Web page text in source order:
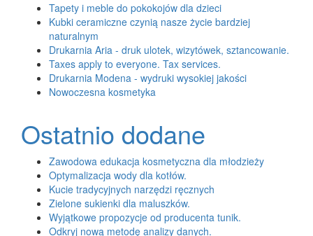
Tapety i meble do pokokojów dla dzieci
Kubki ceramiczne czynią nasze życie bardziej
naturalnym
Drukarnia Aria - druk ulotek, wizytówek, sztancowanie.
Taxes apply to everyone. Tax services.
Drukarnia Modena - wydruki wysokiej jakości
Nowoczesna kosmetyka
Ostatnio dodane
Zawodowa edukacja kosmetyczna dla młodzieży
Optymalizacja wody dla kotłów.
Kucie tradycyjnych narzędzi ręcznych
Zielone sukienki dla maluszków.
Wyjątkowe propozycje od producenta tunik.
Odkryj nową metodę analizy danych.